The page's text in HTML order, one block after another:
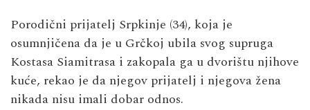
Porodični prijatelj Srpkinje (34), koja je
osumnjičena da je u Grčkoj ubila svog supruga
Kostasa Siamitrasa i zakopala ga u dvorištu njihove
kuće, rekao je da njegov prijatelj i njegova žena
nikada nisu imali dobar odnos.